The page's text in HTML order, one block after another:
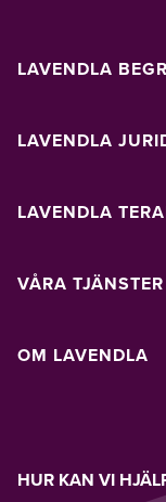
LAVENDLA
LAVENDLA
LAVENDLA
VÅRA TJÄNSTER
OM LAVENDLA
HUR KAN VI